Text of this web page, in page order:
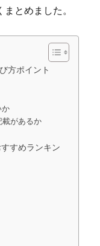
とめました。
方ポイント
か
があるか
すめランキン